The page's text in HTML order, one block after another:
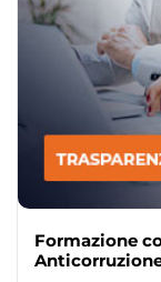
Formazione